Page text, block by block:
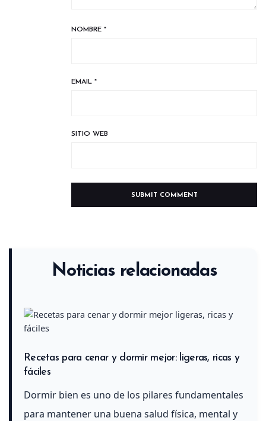
NOMBRE *
EMAIL *
SITIO WEB
Noticias relacionadas
Recetas para cenar y dormir mejor: ligeras, ricas y
fáciles
Dormir bien es uno de los pilares fundamentales
para mantener una buena salud física, mental y